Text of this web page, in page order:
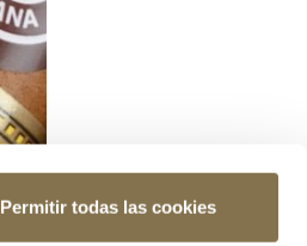
Permitir todas las cookies